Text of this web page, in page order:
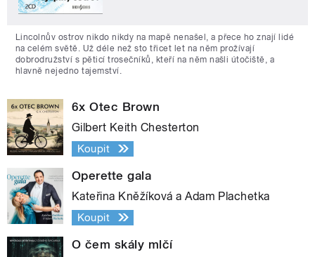
Lincolnův ostrov nikdo nikdy na mapě nenašel, a přece ho znají lidé
na celém světě. Už déle než sto třicet let na něm prožívají
dobrodružství s pěticí trosečníků, kteří na něm našli útočiště, a
hlavně nejedno tajemství.
6x Otec Brown
Gilbert Keith Chesterton
Koupit
Operette gala
Kateřina Kněžíková a Adam Plachetka
Koupit
O čem skály mlčí